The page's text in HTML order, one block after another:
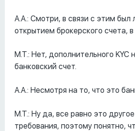
А.А.: Смотри, в связи с этим был
открытием брокерского счета,
М.Т.: Нет, дополнительного KYC
банковский счет.
А.А.: Несмотря на то, что это
М.Т.: Ну да, все равно это
требования, поэтому понятно,